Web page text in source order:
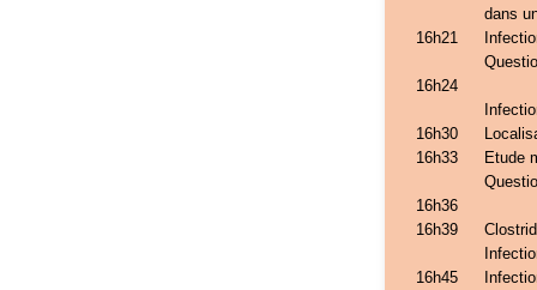
16h21
16h24
16h30
16h33
16h36
16h39
16h45
dans
Etude